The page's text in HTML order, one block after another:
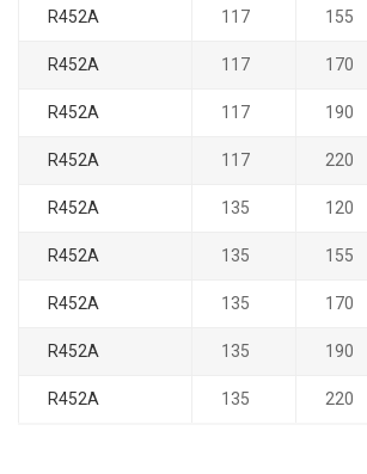
R452A 117 155
R452A 117 170
R452A 117 190
R452A 117 220
R452A 135 120
R452A 135 155
R452A 135 170
R452A 135 190
R452A 135 220